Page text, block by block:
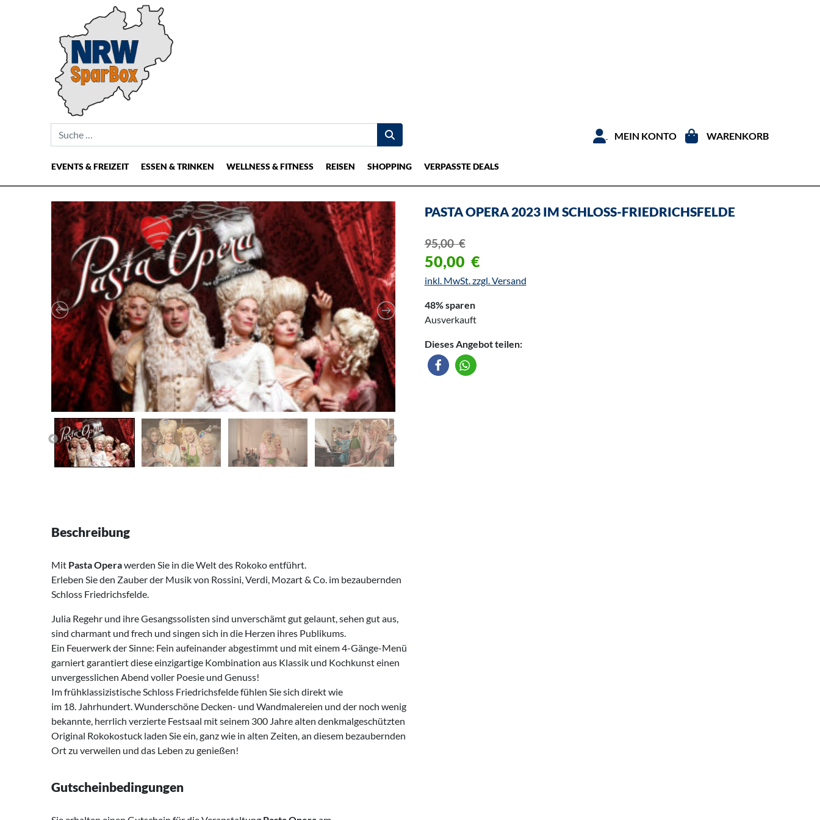
Suche nach:
MEIN KONTO WARENKORB
Hauptnavigation
EVENTS & FREIZEIT ESSEN & TRINKEN WELLNESS & FITNESS REISEN SHOPPING VERPASSTE DEALS
PASTA OPERA 2023 IM SCHLOSS-FRIEDRICHSFELDE
95,00€
50,00 €
inkl. MwSt. zzgl. Versand
48% sparen
Ausverkauft
Dieses Angebot teilen:
Beschreibung
Mit Pasta Operawerden Sie in die Welt des Rokoko entführt.
Erleben Sie den Zauber der Musik von Rossini, Verdi, Mozart & Co. im bezaubernden
Schloss Friedrichsfelde.
Julia Regehr und ihre Gesangssolisten sind unverschämt gut gelaunt, sehen gut aus,
sind charmant und frech und singen sich in die Herzen ihres Publikums.
Ein Feuerwerk der Sinne: Fein aufeinander abgestimmt und mit einem 4-Gänge-Menü
garniert garantiert diese einzigartige Kombination aus Klassik und Kochkunst einen
unvergesslichen Abend voller Poesie und Genuss!
Im frühklassizistische Schloss Friedrichsfelde fühlen Sie sich direkt wie
im 18. Jahrhundert. Wunderschöne Decken- und Wandmalereien und der noch wenig
bekannte, herrlich verzierte Festsaal mit seinem 300 Jahre alten denkmalgeschützten
Original Rokokostuck laden Sie ein, ganz wie in alten Zeiten, an diesem bezaubernden
Ort zu verweilen und das Leben zu genießen!
Gutscheinbedingungen